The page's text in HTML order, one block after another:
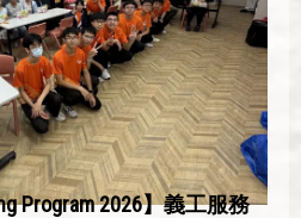
Program 2026】義工服務